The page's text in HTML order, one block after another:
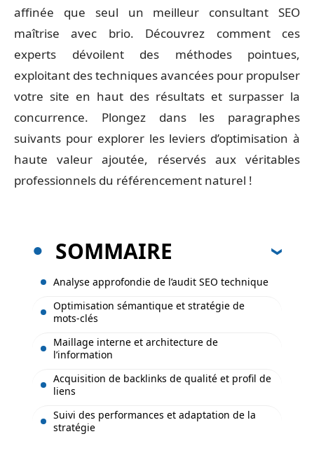
affinée que seul un meilleur consultant SEO
maîtrise avec brio. Découvrez comment ces
experts dévoilent des méthodes pointues,
exploitant des techniques avancées pour propulser
votre site en haut des résultats et surpasser la
concurrence. Plongez dans les paragraphes
suivants pour explorer les leviers d’optimisation à
haute valeur ajoutée, réservés aux véritables
professionnels du référencement naturel !
SOMMAIRE
Analyse approfondie de l’audit SEO technique
Optimisation sémantique et stratégie de
mots-clés
Maillage interne et architecture de
l’information
Acquisition de backlinks de qualité et profil de
liens
Suivi des performances et adaptation de la
stratégie